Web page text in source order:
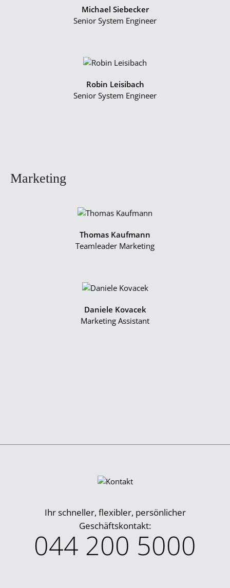
Michael Siebecker
Senior System Engineer
Robin Leisibach
Senior System Engineer
Marketing
Thomas Kaufmann
Teamleader Marketing
Daniele Kovacek
Marketing Assistant
Ihr schneller, flexibler, persönlicher
Geschäftskontakt:
044 200 5000